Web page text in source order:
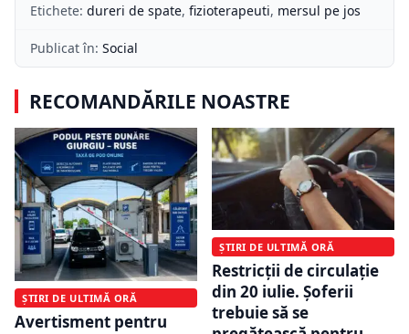
Etichete: dureri de spate, fizioterapeuti, mersul pe jos
Publicat în: Social
RECOMANDĂRILE NOASTRE
ȘTIRI DE ULTIMĂ ORĂ
Avertisment pentru
ȘTIRI DE ULTIMĂ ORĂ
Restricții de circulație
din 20 iulie. Șoferii
trebuie să se